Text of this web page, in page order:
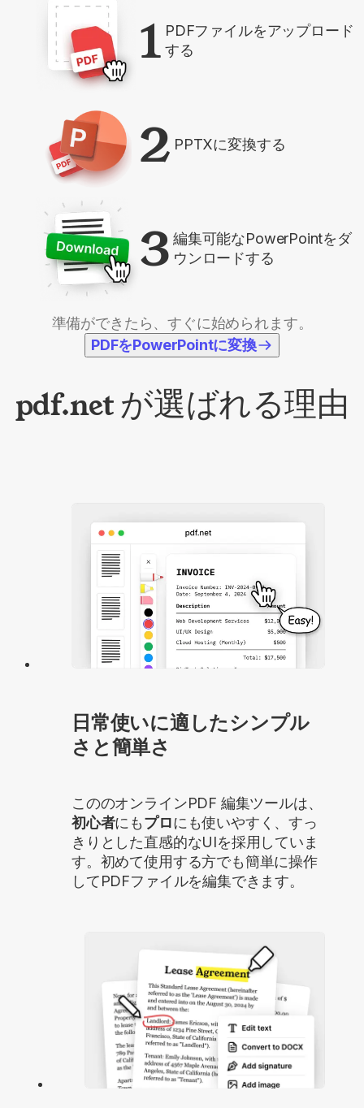
1 PDFファイルをアップロード
する
2 PPTXに変換する
3 編集可能なPowerPointをダ
ウンロードする
準備ができたら、すぐに始められます。
PDFをPowerPointに変換
pdf.net が選ばれる理由
日常使いに適したシンプル
さと簡単さ
こののオンラインPDF 編集ツールは、
初心者にもプロにも使いやすく、すっ
きりとした直感的なUIを採用していま
す。初めて使用する方でも簡単に操作
してPDFファイルを編集できます。